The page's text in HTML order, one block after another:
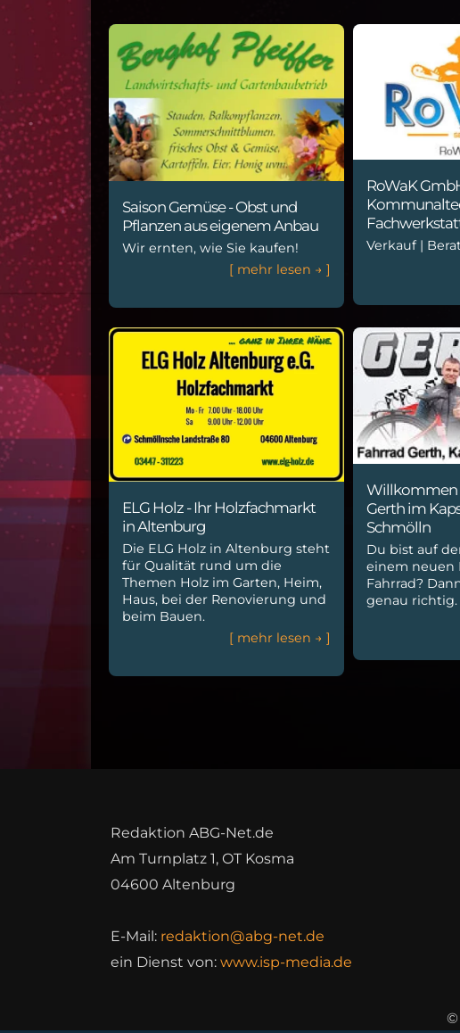
Saison Gemüse - Obst und
Pflanzen aus eigenem Anbau
Wir ernten, wie Sie kaufen!
[ mehr lesen → ]
RoWaK
Verkauf |
ELG Holz - Ihr Holzfachmarkt
in Altenburg
Die ELG Holz in Altenburg steht
für Qualität rund um die
Themen Holz im Garten, Heim,
Haus, bei der Renovierung und
beim Bauen.
[ mehr lesen → ]
Willkommen
Gerth im
Schmölln
Du bist auf
einem neuen
Fahrrad?
genau richtig.
Redaktion ABG-Net.de
Am Turnplatz 1, OT Kosma
04600 Altenburg
E-Mail: redaktion@abg-net.de
ein Dienst von: www.isp-media.de
©